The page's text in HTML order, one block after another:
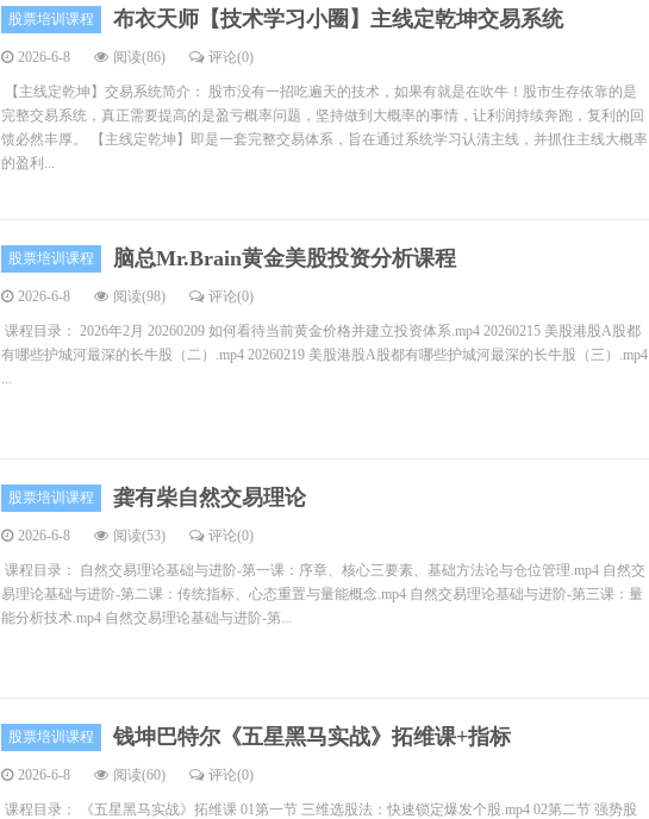
股票培训课程 布衣天师【技术学习小圈】主线定乾坤交易系统
2026-6-8 阅读(86) 评论(0)
【主线定乾坤】交易系统简介： 股市没有一招吃遍天的技术，如果有就是在吹牛！股市生存依靠的是
完整交易系统，真正需要提高的是盈亏概率问题，坚持做到大概率的事情，让利润持续奔跑，复利的回
馈必然丰厚。 【主线定乾坤】即是一套完整交易体系，旨在通过系统学习认清主线，并抓住主线大概率
的盈利...
股票培训课程 脑总Mr.Brain黄金美股投资分析课程
2026-6-8 阅读(98) 评论(0)
课程目录： 2026年2月 20260209 如何看待当前黄金价格并建立投资体系.mp4 20260215 美股港股A股都
有哪些护城河最深的长牛股（二）.mp4 20260219 美股港股A股都有哪些护城河最深的长牛股（三）.mp4
...
股票培训课程 龚有柴自然交易理论
2026-6-8 阅读(53) 评论(0)
课程目录： 自然交易理论基础与进阶-第一课：序章、核心三要素、基础方法论与仓位管理.mp4 自然交
易理论基础与进阶-第二课：传统指标、心态重置与量能概念.mp4 自然交易理论基础与进阶-第三课：量
能分析技术.mp4 自然交易理论基础与进阶-第...
股票培训课程 钱坤巴特尔《五星黑马实战》拓维课+指标
2026-6-8 阅读(60) 评论(0)
课程目录： 《五星黑马实战》拓维课 01第一节 三维选股法：快速锁定爆发个股.mp4 02第二节 强势股